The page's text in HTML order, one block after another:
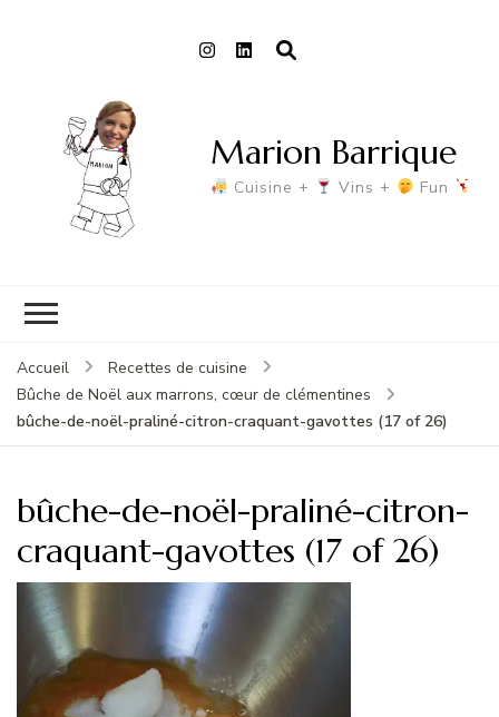
Marion Barrique
Cuisine + Vins + Fun
Accueil
Recettes de cuisine
Bûche de Noël aux marrons, cœur de clémentines
bûche-de-noël-praliné-citron-craquant-gavottes (17 of 26)
bûche-de-noël-praliné-citron-
craquant-gavottes (17 of 26)